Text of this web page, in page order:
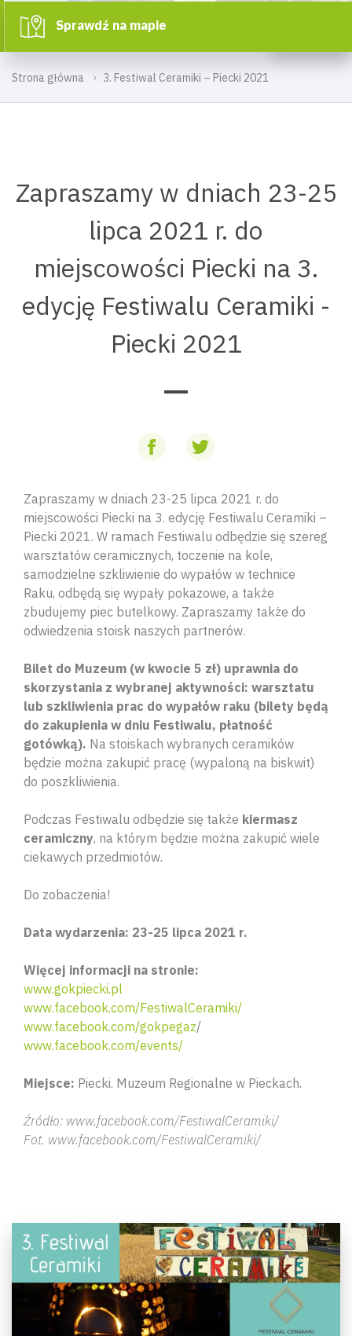
Strona główna 3. Festiwal Ceramiki – Piecki 2021
Sprawdź na mapie
Zapraszamy w dniach 23-25
lipca 2021 r. do
miejscowości Piecki na 3.
edycję Festiwalu Ceramiki -
Piecki 2021
Zapraszamy w dniach 23-25 lipca 2021 r. do
miejscowości Piecki na 3. edycję Festiwalu Ceramiki –
Piecki 2021. W ramach Festiwalu odbędzie się szereg
warsztatów ceramicznych, toczenie na kole,
samodzielne szkliwienie do wypałów w technice
Raku, odbędą się wypały pokazowe, a także
zbudujemy piec butelkowy. Zapraszamy także do
odwiedzenia stoisk naszych partnerów.
Bilet do Muzeum (w kwocie 5 zł) uprawnia do
skorzystania z wybranej aktywności: warsztatu
lub szkliwienia prac do wypałów raku (bilety będą
do zakupienia w dniu Festiwalu, płatność
gotówką). Na stoiskach wybranych ceramików
będzie można zakupić pracę (wypaloną na biskwit)
do poszkliwienia.
Podczas Festiwalu odbędzie się także kiermasz
ceramiczny, na którym będzie można zakupić wiele
ciekawych przedmiotów.
Do zobaczenia!
Data wydarzenia: 23-25 lipca 2021 r.
Więcej informacji na stronie:
www.gokpiecki.pl
www.facebook.com/FestiwalCeramiki/
www.facebook.com/gokpegaz/
www.facebook.com/events/
Miejsce: Piecki. Muzeum Regionalne w Pieckach.
Źródło: www.facebook.com/FestiwalCeramiki/
Fot. www.facebook.com/FestiwalCeramiki/